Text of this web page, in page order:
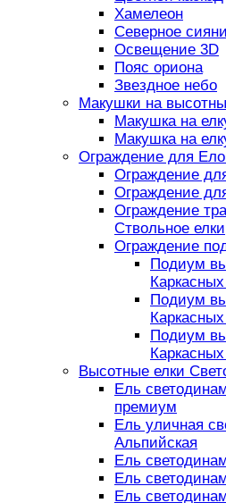
Хамелеон
Северное
Освещение 3D
Пояс ориона
Звездное небо
Макушки на
Макушка на
Макушка на
Ограждение для
Ограждение
Ограждение
Ограждение
Ствольное елки
Ограждение
Подиум
Подиум
Подиум
Высотные елки
Ель
премиум
Ель уличная
Альпийская
Ель
Ель
Ель